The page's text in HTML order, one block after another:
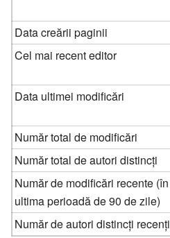
Data creării paginii
Cel mai recent editor
Data ultimei modificări
Număr total de modificări
Număr total de autori distincți
Număr de modificări recente (în
ultima perioadă de 90 de zile)
Număr de autori distincți recenți